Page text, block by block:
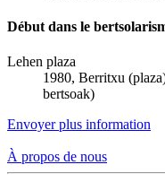
Début dans le
Lehen plaza
1980, Berritxu
bertsoak)
Envoyer plus information
À propos de nous